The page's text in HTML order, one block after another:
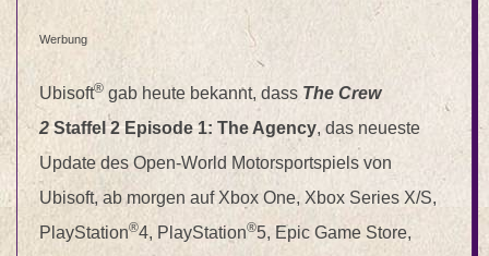
Werbung
Ubisoft® gab heute bekannt, dass The Crew
2Staffel 2 Episode 1: The Agency, das neueste
Update des Open-World Motorsportspiels von
Ubisoft, ab morgen auf Xbox One, Xbox Series X/S,
PlayStation®4, PlayStation®5, Epic Game Store,